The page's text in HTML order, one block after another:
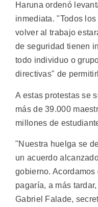
Haruna ordenó
inmediata. "Todos
volver al trabajo
de seguridad tienen
todo individuo o
directivas" de
A estas protestas se
más de 39.000
millones de
"Nuestra huelga se
un acuerdo
gobierno.
pagaría, a más
Gabriel Falade,